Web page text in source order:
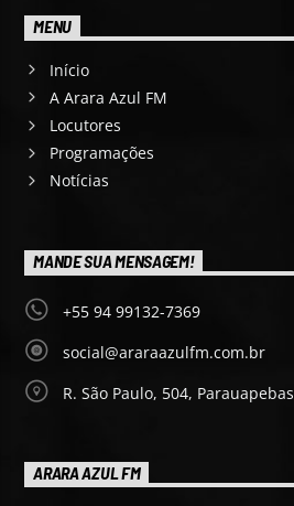
MENU
Início
A Arara Azul FM
Locutores
Programações
Notícias
MANDE SUA MENSAGEM!
+55 94 99132-7369
social@araraazulfm.com.br
R. São Paulo, 504, Parauapebas
ARARA AZUL FM